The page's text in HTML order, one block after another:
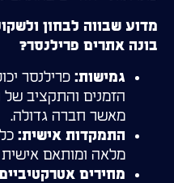
מדוע שבווה לבחון
בונה אתרים פרילנסר?
גמישות: פרילנסר
הזמנים והתקציב
מאשר חברה גדולה.
התמקדות אישית:
מלאה ומותאם
מחירים